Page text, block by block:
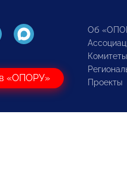
«ОПОРУ»
Об
Проекты